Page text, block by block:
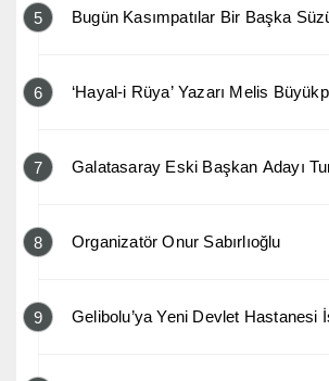
5 Bugün Kasımpatılar Bir Başka
6 ‘Hayal-i Rüya’ Yazarı Melis
7 Galatasaray Eski Başkan Adayı
8 Organizatör Onur Sabırlıoğlu
9 Gelibolu’ya Yeni Devlet Hastanesi